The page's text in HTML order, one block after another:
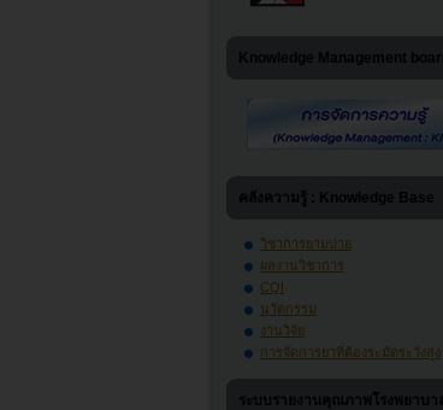
Knowledge Management
คลังความรู้ : Knowledge Base
วิชาการยามบ่าย
ผลงานวิชาการ
CQI
นวัตกรรม
งานวิจัย
การจัดการยาที่ต้องระมัดระวังสูง
ระบบรายงานคุณภาพโรงพยาบา